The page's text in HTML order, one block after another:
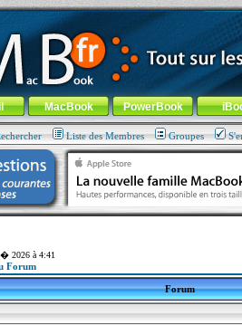
100% nomade !
au menu général-Aller au menu de
MacBook PowerBook
Liste des Membres Groupes
2026 à 4:41
Forum
Forum